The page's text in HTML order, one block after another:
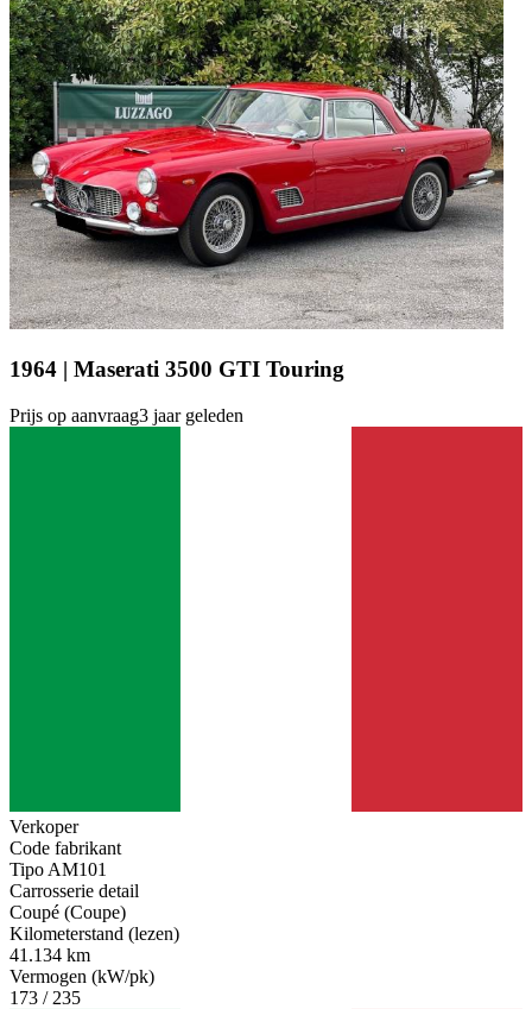
1964 | Maserati 3500 GTI Touring
Prijs op aanvraag3 jaar geleden
Verkoper
Code fabrikant
Tipo AM101
Carrosserie detail
Coupé (Coupe)
Kilometerstand (lezen)
41.134 km
Vermogen (kW/pk)
173 / 235